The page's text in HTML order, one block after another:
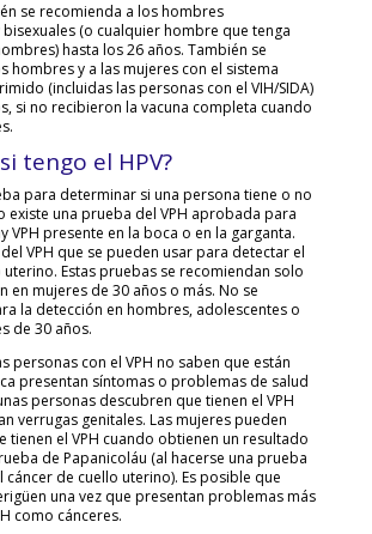
se recomienda a los hombres
(o cualquier hombre que tenga
hasta los 26 años. También se
hombres y a las mujeres con el sistema
(incluidas las personas con el VIH/SIDA)
si no recibieron la vacuna completa cuando
tengo el HPV?
para determinar si una persona tiene o no
existe una prueba del VPH aprobada para
VPH presente en la boca o en la garganta.
VPH que se pueden usar para detectar el
uterino. Estas pruebas se recomiendan solo
en mujeres de 30 años o más. No se
la detección en hombres, adolescentes o
de 30 años.
personas con el VPH no saben que están
presentan síntomas o problemas de salud
personas descubren que tienen el VPH
verrugas genitales. Las mujeres pueden
tienen el VPH cuando obtienen un resultado
de Papanicoláu (al hacerse una prueba
cáncer de cuello uterino). Es posible que
una vez que presentan problemas más
como cánceres.